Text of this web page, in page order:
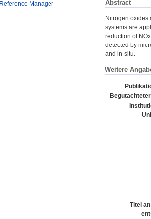
Reference Manager
Abstract
Nitrogen oxides
systems are
reduction of
detected by
and in-situ.
Weitere
Titel